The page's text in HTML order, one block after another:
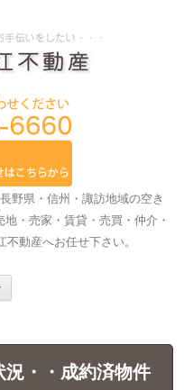
野県・信州・諏訪地域の空き
・売家・賃貸・売買・仲介・
動産へお任せ下さい。
へ
キ
ッ・・成約済物件